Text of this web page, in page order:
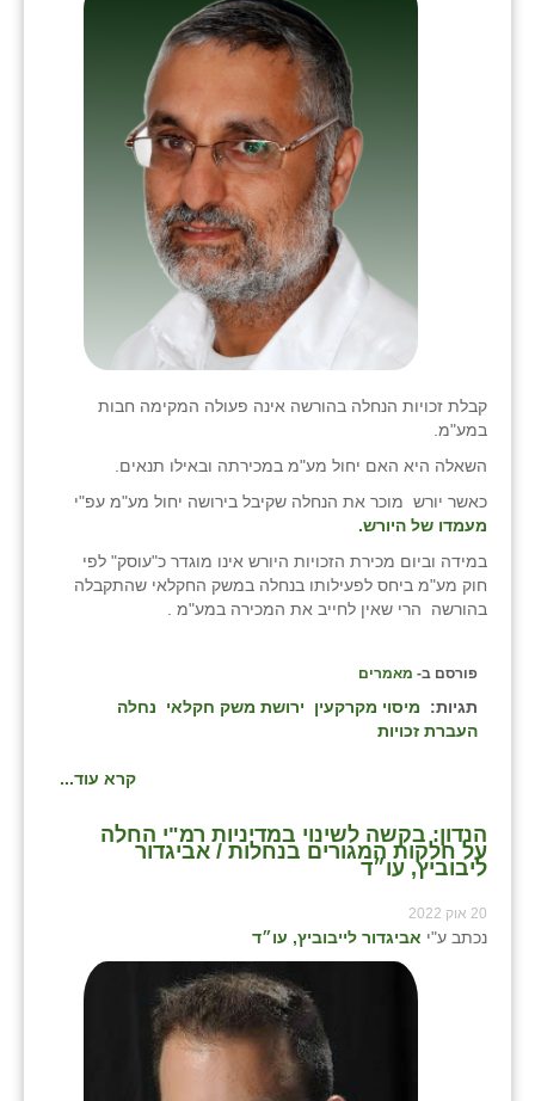
קבלת זכויות הנחלה בהורשה אינה פעולה המקימה חבות
במע"מ.
השאלה היא האם יחול מע"מ במכירתה ובאילו תנאים.
כאשר יורש מוכר את הנחלה שקיבל בירושה יחול מע"מ עפ"י
מעמדו של היורש.
במידה וביום מכירת הזכויות היורש אינו מוגדר כ"עוסק" לפי
חוק מע"מ ביחס לפעילותו בנחלה במשק החקלאי שהתקבלה
בהורשה הרי שאין לחייב את המכירה במע"מ .
פורסם ב- מאמרים
תגיות: מיסוי מקרקעין ירושת משק חקלאי
נחלה
העברת זכויות
קרא עוד...
הנדון: בקשה לשינוי במדיניות רמ"י החלה
על חלקות המגורים בנחלות / אביגדור
ליבוביץ, עו״ד
20 אוק 2022
נכתב ע"י אביגדור לייבוביץ, עו״ד